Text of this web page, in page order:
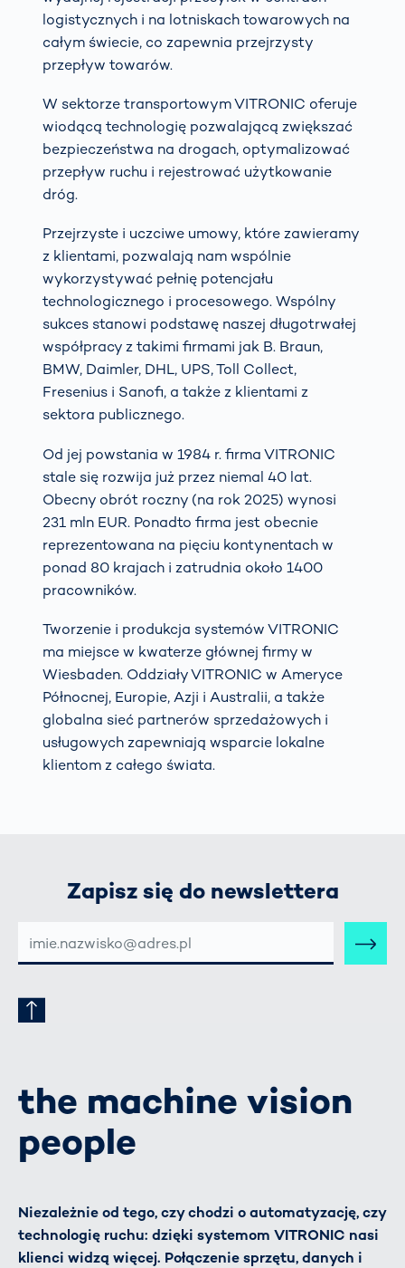
logistycznych i na lotniskach towarowych na
całym świecie, co zapewnia przejrzysty
przepływ towarów.
W sektorze transportowym VITRONIC oferuje
wiodącą technologię pozwalającą zwiększać
bezpieczeństwa na drogach, optymalizować
przepływ ruchu i rejestrować użytkowanie
dróg.
Przejrzyste i uczciwe umowy, które zawieramy
z klientami, pozwalają nam wspólnie
wykorzystywać pełnię potencjału
technologicznego i procesowego. Wspólny
sukces stanowi podstawę naszej długotrwałej
współpracy z takimi firmami jak B. Braun,
BMW, Daimler, DHL, UPS, Toll Collect,
Fresenius i Sanofi, a także z klientami z
sektora publicznego.
Od jej powstania w 1984 r. firma VITRONIC
stale się rozwija już przez niemal 40 lat.
Obecny obrót roczny (na rok 2025) wynosi
231 mln EUR. Ponadto firma jest obecnie
reprezentowana na pięciu kontynentach w
ponad 80 krajach i zatrudnia około 1400
pracowników.
Tworzenie i produkcja systemów VITRONIC
ma miejsce w kwaterze głównej firmy w
Wiesbaden. Oddziały VITRONIC w Ameryce
Północnej, Europie, Azji i Australii, a także
globalna sieć partnerów sprzedażowych i
usługowych zapewniają wsparcie lokalne
klientom z całego świata.
Zapisz się do newslettera
MAIL-
ADRESSE
the machine vision
people
Niezależnie od tego, czy chodzi o automatyzację, czy
technologię ruchu: dzięki systemom VITRONIC nasi
klienci widzą więcej. Połączenie sprzętu, danych i